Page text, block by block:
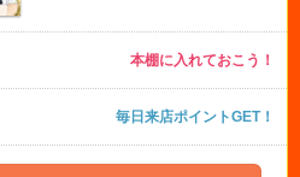
本棚に入れておこう！
毎日来店ポイントGET！